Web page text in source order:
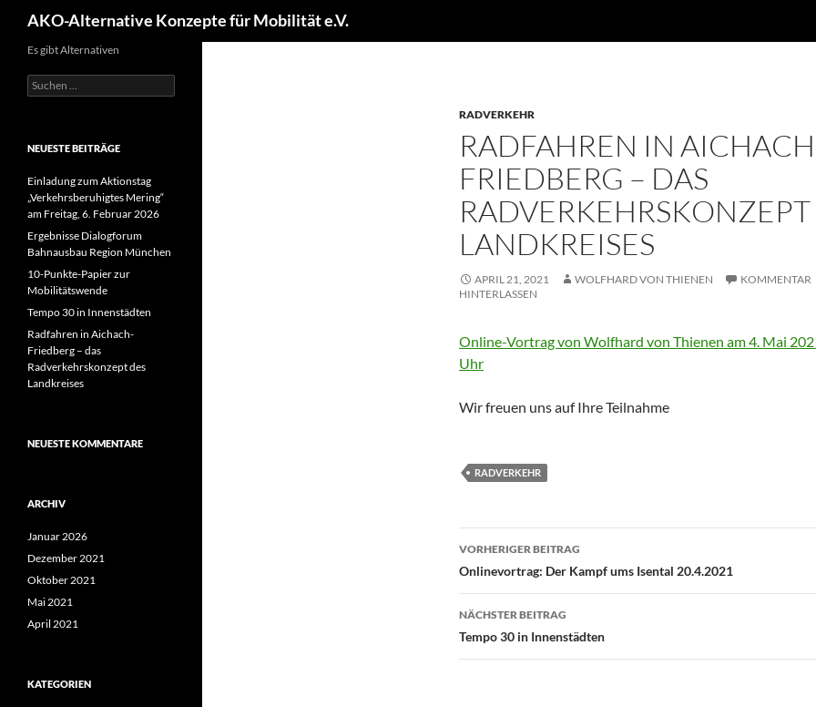
AKO-Alternative Konzepte für Mobilität e.V.
RADVERKEHR
RADFAHREN IN
FRIEDBERG – DAS
RADVERKEHRSKONZEPT
LANDKREISES
APRIL 21, 2021 WOLFHARD VON THIENEN
KOMMENTAR
HINTERLASSEN
Online-Vortrag von Wolfhard von Thienen am 4. Mai
Uhr
Wir freuen uns auf Ihre Teilnahme
RADVERKEHR
Beitragsnavigation
VORHERIGER BEITRAG
Onlinevortrag: Der Kampf ums Isental 20.4.2021
NÄCHSTER BEITRAG
Tempo 30 in Innenstädten
Es gibt Alternativen
Suchen
nach:
NEUESTE BEITRÄGE
Einladung zum Aktionstag
„Verkehrsberuhigtes Mering“
am Freitag, 6. Februar 2026
Ergebnisse Dialogforum
Bahnausbau Region München
10-Punkte-Papier zur
Mobilitätswende
Tempo 30 in Innenstädten
Radfahren in Aichach-
Friedberg – das
Radverkehrskonzept des
Landkreises
NEUESTE KOMMENTARE
ARCHIV
Januar 2026
Dezember 2021
Oktober 2021
Mai 2021
April 2021
KATEGORIEN